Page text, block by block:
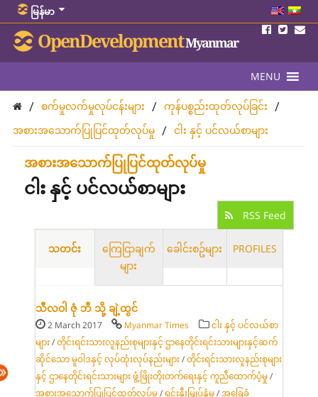
မြန်မာ
OpenDevelopmentMyanmar
MENU
/ စက်မှုလက်မှုလုပ်ငန်းများ / ကုန်ပစ္စည်းထုတ်လုပ်ခြင်း /
အစားအသောက်ပြုပြင်ထုတ်လုပ်မှု / ငါး နှင့် ပင်လယ်စာများ
အစားအသောက်ပြုပြင်ထုတ်လုပ်မှု
ငါး နှင့် ပင်လယ်စာများ
RSS Feed
သတင်း
ကြေငြာချက်
များ
ခေါင်းစဥ်များ PROFILES
သီလဝါ ဇုံ ဘီ သို့ ချဲ့ထွင်
2 March 2017 Myanmar Times
ငါး နှင့် ပင်လယ်စာ
များ /တိုင်းရင်းသားလူနည်းစုများနှင့် ဌာနေတိုင်းရင်းသားများနှင့်ဆက်
ဆိုင်သော မူဝါဒနှင့် လုပ်ထုံးလုပ်နည်းများ /တိုင်းရင်းသားလူနည်းစုများ
နှင့် ဌာနေတိုင်းရင်းသားများ ဖွံ့ဖြိုးတိုးတက်ရေးနှင့် ကူညီထောက်ပံ့မှု /
အစားအသောက်ပြုပြင်ထုတ်လုပ်မှု /ရင်းနှီးမြှုပ်နှံမှု /အခြေခံ